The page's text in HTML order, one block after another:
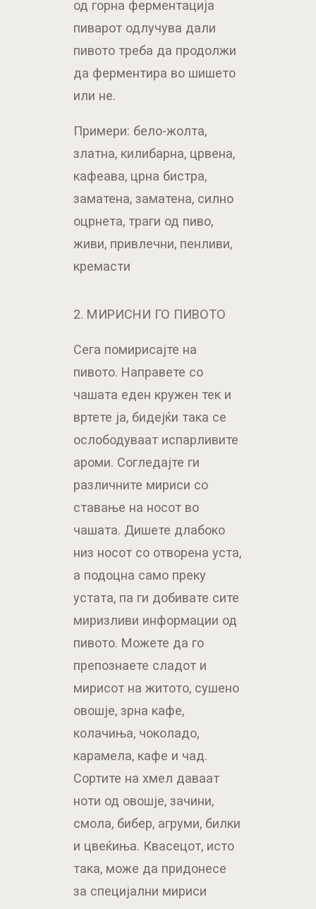
од горна ферментација
пиварот одлучува дали
пивото треба да продолжи
да ферментира во шишето
или не.
Примери: бело-жолта,
златна, килибарна, црвена,
кафеава, црна бистра,
заматена, заматена, силно
оцрнета, траги од пиво,
живи, привлечни, пенливи,
кремасти
2. МИРИСНИ ГО ПИВОТО
Сега помирисајте на
пивото. Направете со
чашата еден кружен тек и
вртете ја, бидејќи така се
ослободуваат испарливите
ароми. Согледајте ги
различните мириси со
ставање на носот во
чашата. Дишете длабоко
низ носот со отворена уста,
а подоцна само преку
устата, па ги добивате сите
миризливи информации од
пивото. Можете да го
препознаете сладот и
мирисот на житото, сушено
овошје, зрна кафе,
колачиња, чоколадо,
карамела, кафе и чад.
Сортите на хмел даваат
ноти од овошје, зачини,
смола, бибер, агруми, билки
и цвеќиња. Квасецот, исто
така, може да придонесе
за специјални мириси